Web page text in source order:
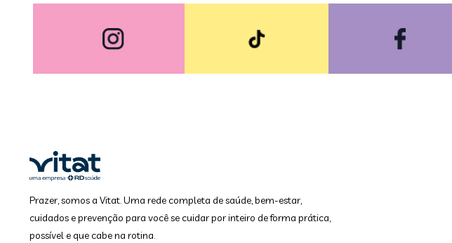
Prazer, somos a Vitat. Uma rede completa de saúde, bem-estar,
cuidados e prevenção para você se cuidar por inteiro de forma prática,
possível e que cabe na rotina.